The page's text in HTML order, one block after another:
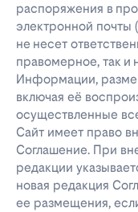
распоряжения в
электронной
не несет
правомерное, так
Информации,
включая её
осуществленные
Сайт имеет право
Соглашение. При
редакции
новая редакция
ее размещения,